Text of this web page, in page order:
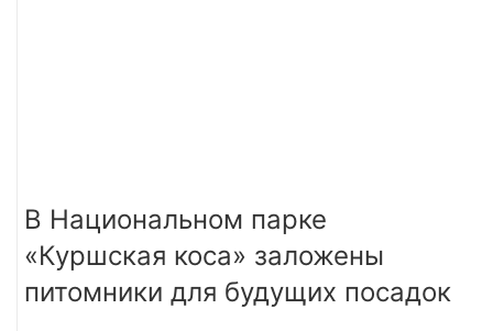
В Национальном парке
«Куршская коса» заложены
питомники для будущих посадок